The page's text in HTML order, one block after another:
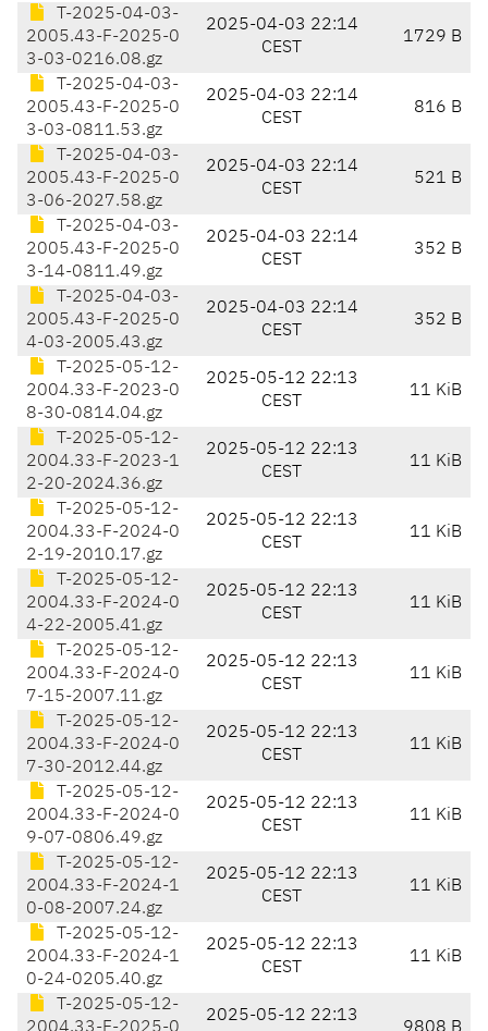
T-2025-04-03-
2005.43-F-2025-0
3-03-0216.08.gz
2025-04-03 22:14
CEST
1729 B
T-2025-04-03-
2005.43-F-2025-0
3-03-0811.53.gz
2025-04-03 22:14
CEST
816 B
T-2025-04-03-
2005.43-F-2025-0
3-06-2027.58.gz
2025-04-03 22:14
CEST
521 B
T-2025-04-03-
2005.43-F-2025-0
3-14-0811.49.gz
2025-04-03 22:14
CEST
352 B
T-2025-04-03-
2005.43-F-2025-0
4-03-2005.43.gz
2025-04-03 22:14
CEST
352 B
T-2025-05-12-
2004.33-F-2023-0
8-30-0814.04.gz
2025-05-12 22:13
CEST
11 KiB
T-2025-05-12-
2004.33-F-2023-1
2-20-2024.36.gz
2025-05-12 22:13
CEST
11 KiB
T-2025-05-12-
2004.33-F-2024-0
2-19-2010.17.gz
2025-05-12 22:13
CEST
11 KiB
T-2025-05-12-
2004.33-F-2024-0
4-22-2005.41.gz
2025-05-12 22:13
CEST
11 KiB
T-2025-05-12-
2004.33-F-2024-0
7-15-2007.11.gz
2025-05-12 22:13
CEST
11 KiB
T-2025-05-12-
2004.33-F-2024-0
7-30-2012.44.gz
2025-05-12 22:13
CEST
11 KiB
T-2025-05-12-
2004.33-F-2024-0
9-07-0806.49.gz
2025-05-12 22:13
CEST
11 KiB
T-2025-05-12-
2004.33-F-2024-1
0-08-2007.24.gz
2025-05-12 22:13
CEST
11 KiB
T-2025-05-12-
2004.33-F-2024-1
0-24-0205.40.gz
2025-05-12 22:13
CEST
11 KiB
T-2025-05-12-
2025-05-12 22:13